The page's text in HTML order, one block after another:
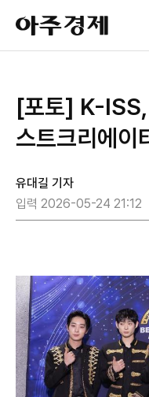
아
주
경
[포토] K-
스트크리에이
유대길 기자
입력 2026-05-24 21:12